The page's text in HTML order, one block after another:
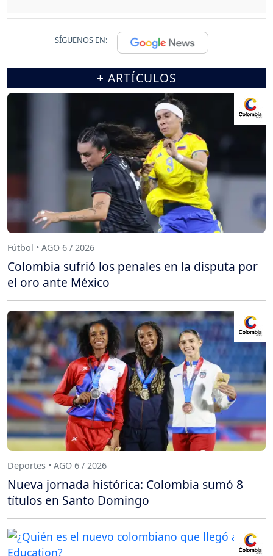
SÍGUENOS EN:
+ ARTÍCULOS
Fútbol • AGO 6 / 2026
Colombia sufrió los penales en la disputa por
el oro ante México
Deportes • AGO 6 / 2026
Nueva jornada histórica: Colombia sumó 8
títulos en Santo Domingo